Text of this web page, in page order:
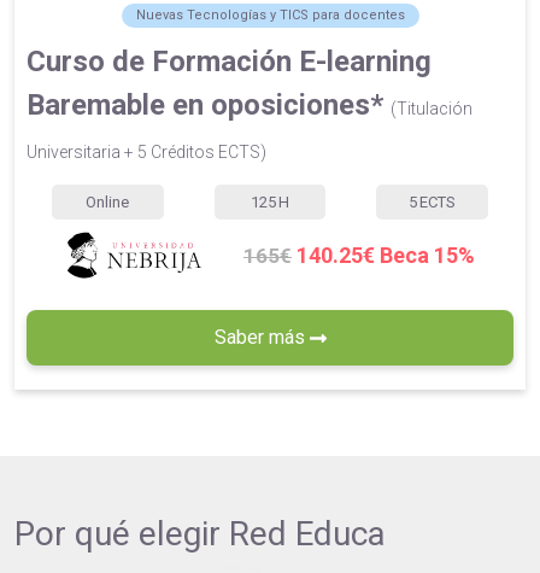
Nuevas Tecnologías y TICS para docentes
Curso de Formación E-learning
Baremable en oposiciones* (Titulación
Universitaria + 5 Créditos ECTS)
Online 125 H 5 ECTS
165€ 140.25€ Beca 15%
Saber más
Por qué elegir Red Educa